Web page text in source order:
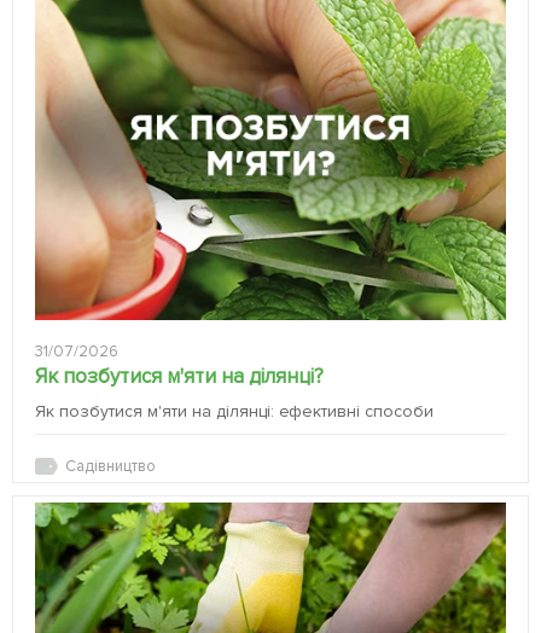
31/07/2026
Як позбутися м'яти на ділянці?
Як позбутися м'яти на ділянці: ефективні способи
Садівництво